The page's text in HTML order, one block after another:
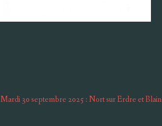
Mardi 30 septembre 2025 : Nort sur Erdre et Blain